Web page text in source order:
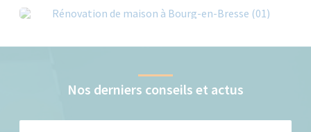
Nos derniers conseils et actus